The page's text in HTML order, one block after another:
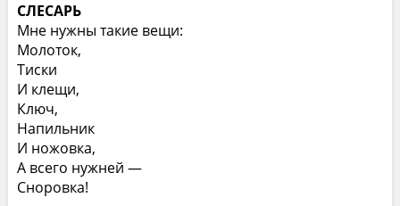
СЛЕСАРЬ
Мне нужны такие вещи:
Молоток,
Тиски
И клещи,
Ключ,
Напильник
И ножовка,
А всего нужней —
Сноровка!